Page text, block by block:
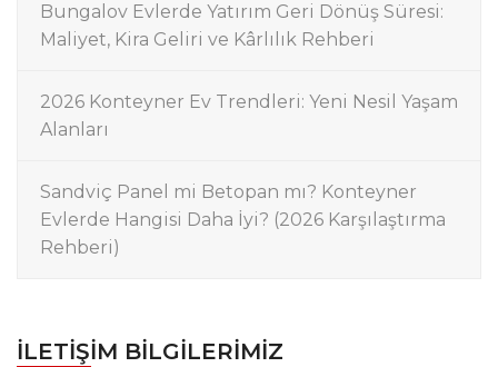
Bungalov Evlerde Yatırım Geri Dönüş Süresi:
Maliyet, Kira Geliri ve Kârlılık Rehberi
2026 Konteyner Ev Trendleri: Yeni Nesil Yaşam
Alanları
Sandviç Panel mi Betopan mı? Konteyner
Evlerde Hangisi Daha İyi? (2026 Karşılaştırma
Rehberi)
İLETIŞIM BILGILERIMIZ